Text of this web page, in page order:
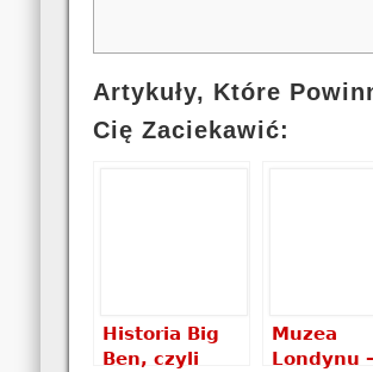
Artykuły, Które
Cię Zaciekawić:
Historia Big
Ben, czyli
Muzea
Londynu –